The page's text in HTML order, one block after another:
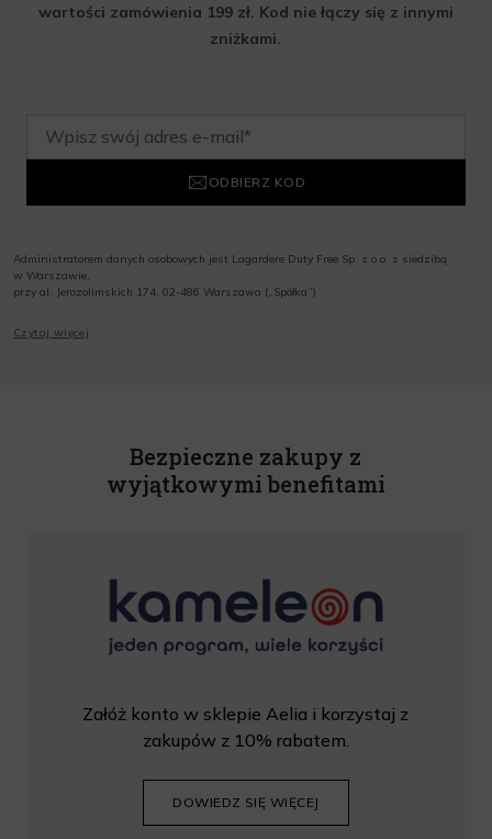
wartości zamówienia 199 zł. Kod nie łączy się z innymi
zniżkami.
ODBIERZ KOD
Administratorem danych osobowych jest Lagardere Duty Free Sp. z o.o. z siedzibą
w Warszawie,
przy al. Jerozolimskich 174, 02-486 Warszawa („Spółka”)
o.o. informacji handlowych, w tym newslettera, informacji o promocjach i
Czytaj więcej
Bezpieczne zakupy z
wyjątkowymi benefitami
Załóż konto w sklepie Aelia i korzystaj z
zakupów z 10% rabatem.
DOWIEDZ SIĘ WIĘCEJ